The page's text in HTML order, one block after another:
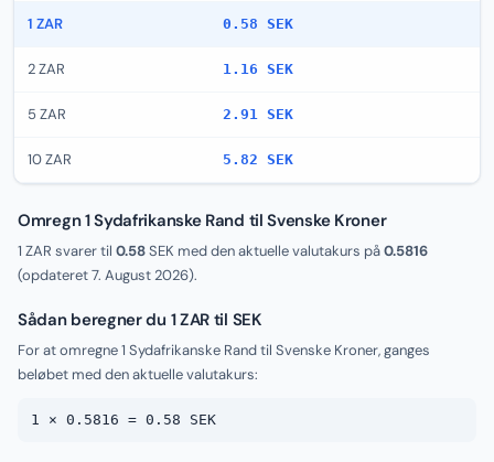
1 ZAR 0.58 SEK
2 ZAR 1.16 SEK
5 ZAR 2.91 SEK
10 ZAR 5.82 SEK
Omregn 1 Sydafrikanske Rand til Svenske Kroner
1 ZAR svarer til 0.58SEK med den aktuelle valutakurs på0.5816
(opdateret7. August 2026).
Sådan beregner du 1 ZAR til SEK
For at omregne 1 Sydafrikanske Rand til Svenske Kroner, ganges
beløbet med den aktuelle valutakurs:
1 × 0.5816 = 0.58 SEK